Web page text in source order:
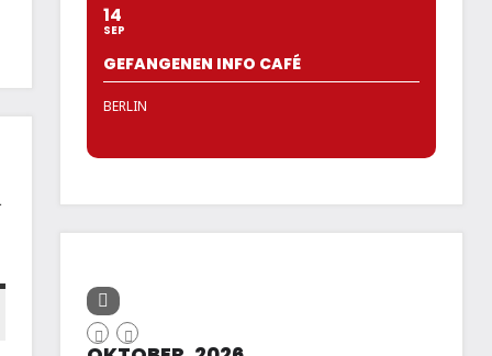
14
SEP
GEFANGENEN INFO CAFÉ
BERLIN